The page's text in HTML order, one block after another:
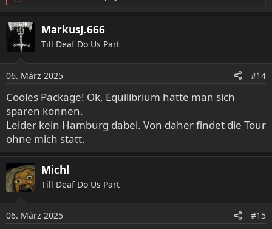
e
a
k
n
e
n
:
MarkusJ.666
Till Deaf Do Us Part
06. März 2025 #14
Cooles Package! Ok, Equilibrium hätte man sich
sparen können.
Leider kein Hamburg dabei. Von daher findet die Tour
ohne mich statt.
Michl
Till Deaf Do Us Part
06. März 2025 #15